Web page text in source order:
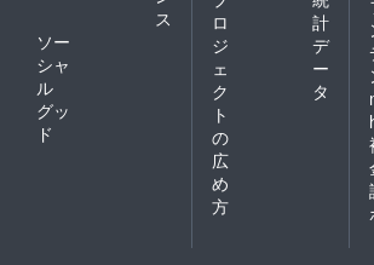
ス
ソー
シャ
ル
グッ
ド
ロ
ジ
ェ
ク
ト
の
広
め
方
計
デ
ー
タ